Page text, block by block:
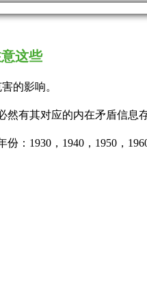
这些
的影响。
有其对应的内在矛盾信息
：1930，1940，1950，